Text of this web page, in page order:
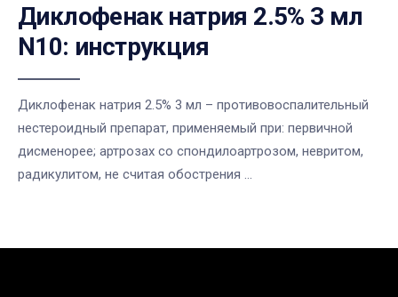
Диклофенак натрия 2.5% 3 мл
N10: инструкция
Диклофенак натрия 2.5% 3 мл – противовоспалительный
нестероидный препарат, применяемый при: первичной
дисменорее; артрозах со спондилоартрозом, невритом,
радикулитом, не считая обострения ...